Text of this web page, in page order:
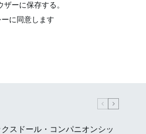
ーに保存する。
に同意します
スドール・コンパニオンシッ